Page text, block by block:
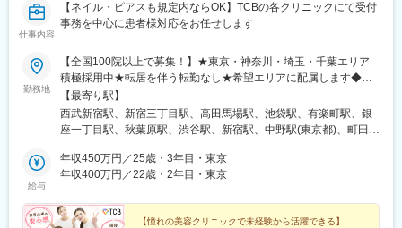
仕事内容
【ネイル・ピアスも規定内ならOK】TCBの各クリニックにて受付
事務を中心に患者様対応をお任せします
勤務地
【全国100院以上で募集！】★東京・神奈川・埼玉・千葉エリア
積極採用中★転居を伴う転勤なし★希望エリアに配属します◆ク
リニック一覧＜全国100院以上展開＞【北海道・東北】旭川駅前
院、青森院、盛岡院、秋田院、山形院、仙台駅前院、福島院、郡
山院 など【関東】新宿東口院、池袋駅前院、品川院、秋葉原
横浜院、大宮東口院、水戸院、つくば院、宇都宮院、高崎院、前
橋院 など【中部】名古屋駅前院 、名古屋栄院、金山院、岐阜
院、長野院、松本院、山梨甲府駅前院 など【近畿】梅田大阪駅
前院、大阪阪急梅田駅前院、枚方院、天王寺院、堺院、なんば
【最寄り駅】
西武新宿駅、新宿三丁目駅、高田馬場駅、池袋駅、有楽町駅、銀
座一丁目駅、秋葉原駅、渋谷駅、新宿駅、中野駅(東京都)、町田
浜駅、横浜駅、川崎駅、藤沢駅、本厚木駅、大宮駅(埼玉県)、川口
駅、川越駅、南越谷駅、宇都宮駅、水戸駅、つくば駅、千葉駅、
駅、さっぽろ駅、あおば通駅、福島駅(福島県)、郡山駅(福島県)、
給与
年収450万円／25歳・3年目・東京
年収400万円／22歳・2年目・東京
【憧れの美容クリニックで未経験から活躍できる】